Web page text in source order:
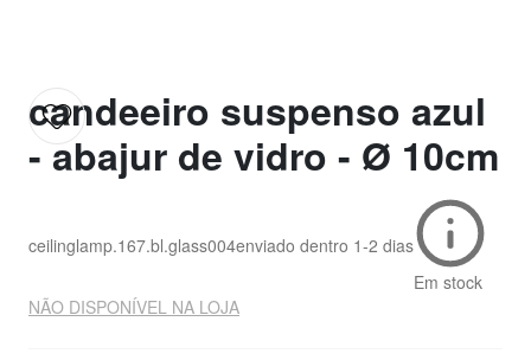
candeeiro suspenso azul
- abajur de vidro - Ø 10cm
ceilinglamp.167.bl.glass004enviado dentro 1-2 dias
Em stock
NÃO DISPONÍVEL NA LOJA